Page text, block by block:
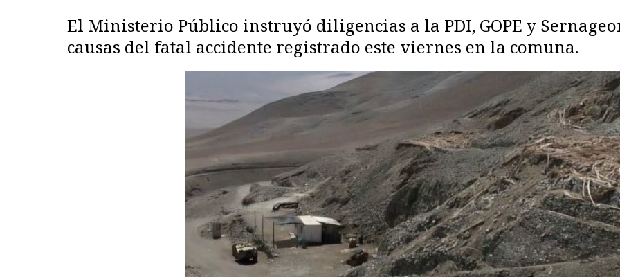
El Ministerio Público instruyó diligencias a la PDI, GOPE y
causas del fatal accidente registrado este viernes en la comuna.